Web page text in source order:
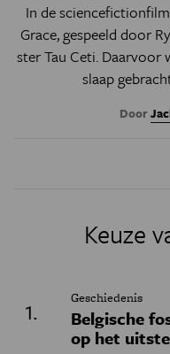
In de sciencefictionfilm
Grace, gespeeld door
ster Tau Ceti.
slaap
Door
Keuze
Geschiedenis
Belgische
op het